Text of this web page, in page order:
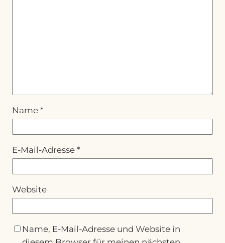
Name *
E-Mail-Adresse *
Website
Name, E-Mail-Adresse und Website in